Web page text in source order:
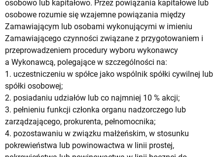
osobowo lub kapitałowo. Przez powiązania kapitałowe lub
osobowe rozumie się wzajemne powiązania między
Zamawiającym lub osobami wykonującymi w imieniu
Zamawiającego czynności związane z przygotowaniem i
przeprowadzeniem procedury wyboru wykonawcy
a Wykonawcą, polegające w szczególności na:
1. uczestniczeniu w spółce jako wspólnik spółki cywilnej lub
spółki osobowej;
2. posiadaniu udziałów lub co najmniej 10 % akcji;
3. pełnieniu funkcji członka organu nadzorczego lub
zarządzającego, prokurenta, pełnomocnika;
4. pozostawaniu w związku małżeńskim, w stosunku
pokrewieństwa lub powinowactwa w linii prostej,